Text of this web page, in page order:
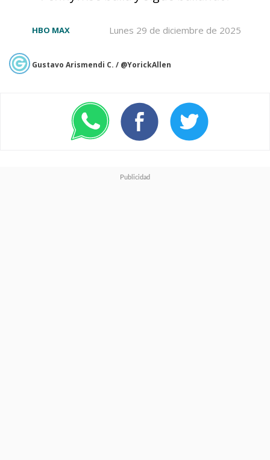
Maine.
El elenco de la serie incluye a
Jovan Adepo, Chris Chalk,
Stephen Rider y Madeleine
Lunes 29 de diciembre de 2025
HBO MAX
Gustavo Arismendi C. / @YorickAllen